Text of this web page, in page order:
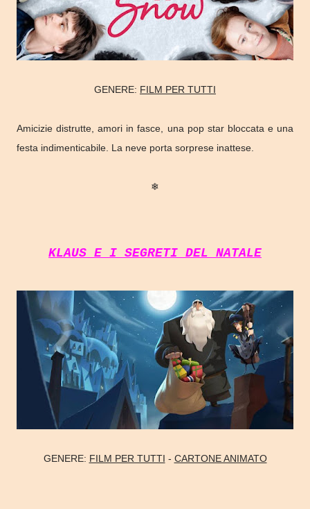
GENERE: FILM PER TUTTI
Amicizie distrutte, amori in fasce, una pop star bloccata e una
festa indimenticabile. La neve porta sorprese inattese.
❄
KLAUS E I SEGRETI DEL NATALE
GENERE: FILM PER TUTTI - CARTONE ANIMATO